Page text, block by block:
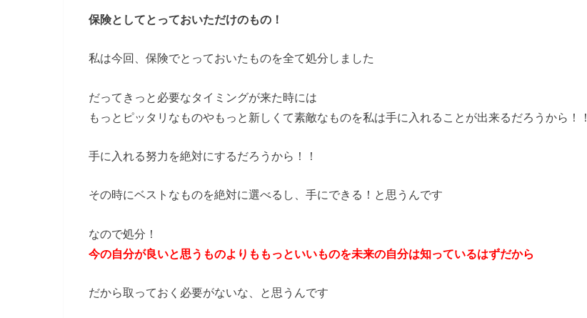
保険としてとっておいただけのもの！
私は今回、保険でとっておいたものを全て処分しました
だってきっと必要なタイミングが来た時には
もっとピッタリなものやもっと新しくて素敵なものを私は手に入れることが出来るだろうから！！
手に入れる努力を絶対にするだろうから！！
その時にベストなものを絶対に選べるし、手にできる！と思うんです
なので処分！
今の自分が良いと思うものよりももっといいものを未来の自分は知っているはずだから
だから取っておく必要がないな、と思うんです